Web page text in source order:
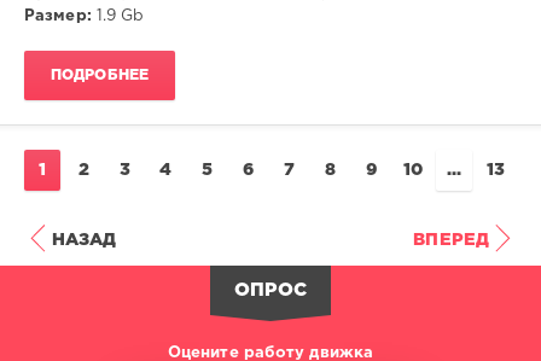
Hop
Размер: 1.9 Gb
ПОДРОБНЕЕ
1 2 3 4 5 6 7 8 9 10 ... 13
НАЗАД ВПЕРЕД
ОПРОС
Оцените работу движка